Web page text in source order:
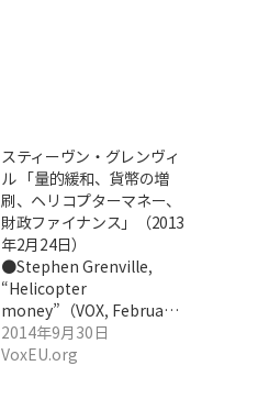
スティーヴン・グレンヴィ
ル 「量的緩和、貨幣の増
刷、ヘリコプターマネー、
財政ファイナンス」（2013
年2月24日）
●Stephen Grenville,
“Helicopter
money”（VOX, Februa…
2014年9月30日
VoxEU.org